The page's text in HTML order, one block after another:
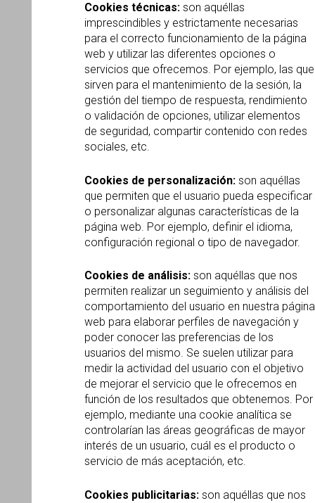
Cookies técnicas: son aquéllas
imprescindibles y estrictamente necesarias
para el correcto funcionamiento de la página
web y utilizar las diferentes opciones o
servicios que ofrecemos. Por ejemplo, las que
sirven para el mantenimiento de la sesión, la
gestión del tiempo de respuesta, rendimiento
o validación de opciones, utilizar elementos
de seguridad, compartir contenido con redes
sociales, etc.
Cookies de personalización: son aquéllas
que permiten que el usuario pueda especificar
o personalizar algunas características de la
página web. Por ejemplo, definir el idioma,
configuración regional o tipo de navegador.
Cookies de análisis: son aquéllas que nos
permiten realizar un seguimiento y análisis del
comportamiento del usuario en nuestra página
web para elaborar perfiles de navegación y
poder conocer las preferencias de los
usuarios del mismo. Se suelen utilizar para
medir la actividad del usuario con el objetivo
de mejorar el servicio que le ofrecemos en
función de los resultados que obtenemos. Por
ejemplo, mediante una cookie analítica se
controlarían las áreas geográficas de mayor
interés de un usuario, cuál es el producto o
servicio de más aceptación, etc.
Cookies publicitarias: son aquéllas que nos